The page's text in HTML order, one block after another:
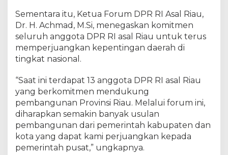
e
m
b
a
u
n
a
k
e
P
e
Sementara itu, Ketua Forum DPR RI Asal Riau,
Dr. H. Achmad, M.Si, menegaskan komitmen
seluruh anggota DPR RI asal Riau untuk terus
memperjuangkan kepentingan daerah di
tingkat nasional.
“Saat ini terdapat 13 anggota DPR RI asal Riau
yang berkomitmen mendukung
pembangunan Provinsi Riau. Melalui forum ini,
diharapkan semakin banyak usulan
pembangunan dari pemerintah kabupaten dan
kota yang dapat kami perjuangkan kepada
pemerintah pusat,” ungkapnya.